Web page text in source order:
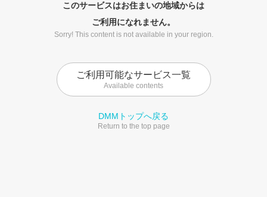
このサービスはお住まいの地域からは
ご利用になれません。
Sorry! This content is not available in your region.
ご利用可能なサービス一覧
Available contents
DMMトップへ戻る
Return to the top page